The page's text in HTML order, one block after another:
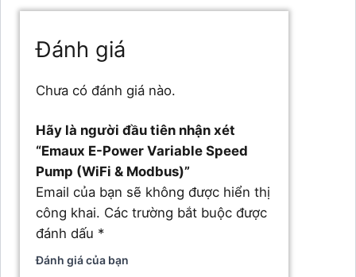
Đánh giá
Chưa có đánh giá nào.
Hãy là người đầu tiên nhận xét
“Emaux E-Power Variable Speed
Pump (WiFi & Modbus)”
Email của bạn sẽ không được hiển thị
công khai. Các trường bắt buộc được
đánh dấu *
Đánh giá của bạn